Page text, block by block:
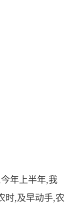
年上半年,我
时,及早动手,农